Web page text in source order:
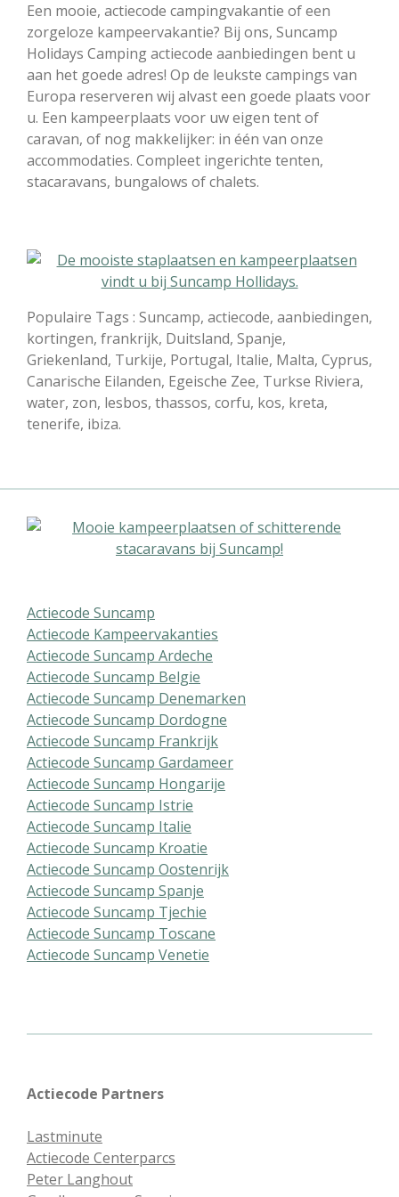
Een mooie, actiecode campingvakantie of een
zorgeloze kampeervakantie? Bij ons, Suncamp
Holidays Camping actiecode aanbiedingen bent u
aan het goede adres! Op de leukste campings van
Europa reserveren wij alvast een goede plaats voor
u. Een kampeerplaats voor uw eigen tent of
caravan, of nog makkelijker: in één van onze
accommodaties. Compleet ingerichte tenten,
stacaravans, bungalows of chalets.
Populaire Tags : Suncamp, actiecode, aanbiedingen,
kortingen, frankrijk, Duitsland, Spanje,
Griekenland, Turkije, Portugal, Italie, Malta, Cyprus,
Canarische Eilanden, Egeische Zee, Turkse Riviera,
water, zon, lesbos, thassos, corfu, kos, kreta,
tenerife, ibiza.
Actiecode Suncamp
Actiecode Kampeervakanties
Actiecode Suncamp Ardeche
Actiecode Suncamp Belgie
Actiecode Suncamp Denemarken
Actiecode Suncamp Dordogne
Actiecode Suncamp Frankrijk
Actiecode Suncamp Gardameer
Actiecode Suncamp Hongarije
Actiecode Suncamp Istrie
Actiecode Suncamp Italie
Actiecode Suncamp Kroatie
Actiecode Suncamp Oostenrijk
Actiecode Suncamp Spanje
Actiecode Suncamp Tjechie
Actiecode Suncamp Toscane
Actiecode Suncamp Venetie
Actiecode Partners
Lastminute
Actiecode Centerparcs
Peter Langhout